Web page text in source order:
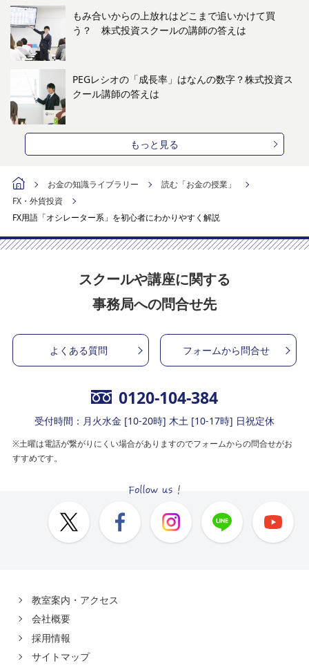
もみ合いからの上放れはどこまで追いかけて買
う？ 株式投資スクールの講師の答えは
PEGレシオの「成長率」はなんの数字？株式投資ス
クール講師の答えは
もっと見る
お金の知識ライブラリー
読む「お金の授業」
FX・外貨投資
FX用語「オシレーター系」を初心者にわかりやすく解説
スクールや講座に関する
事務局への問合せ先
よくある質問 フォームから問合せ
0120-104-384
受付時間：月火水金 [10-20時] 木土 [10-17時] 日祝定休
※土曜は電話が繋がりにくい場合がありますのでフォームからの問合せがお
すすめです。
教室案内・アクセス
会社概要
採用情報
サイトマップ